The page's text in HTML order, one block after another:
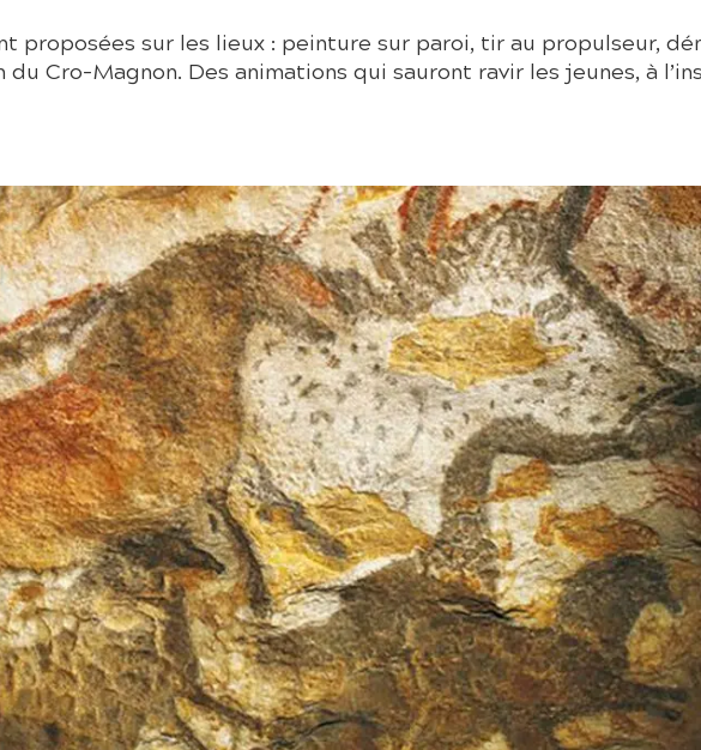
proposées sur les lieux : peinture sur paroi, tir au propulseur,
Cro-Magnon. Des animations qui sauront ravir les jeunes, à